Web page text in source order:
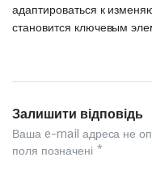
адаптироваться к
становится ключевым
Залишити відповідь
Ваша e-mail адреса не
поля позначені *